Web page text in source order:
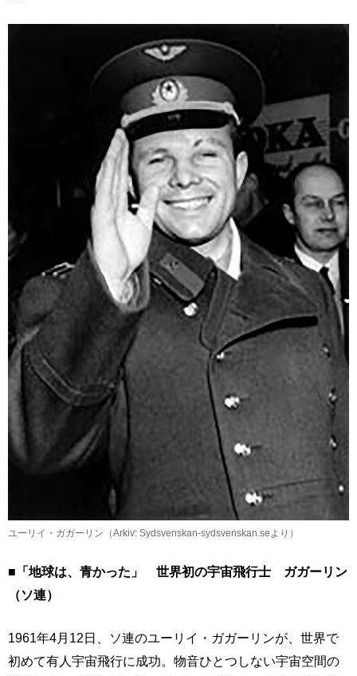
ユーリイ・ガガーリン（Arkiv: Sydsvenskan-sydsvenskan.seより）
■「地球は、青かった」 世界初の宇宙飛行士 ガガーリン
（ソ連）
1961年4月12日、ソ連のユーリイ・ガガーリンが、世界で
初めて有人宇宙飛行に成功。物音ひとつしない宇宙空間の